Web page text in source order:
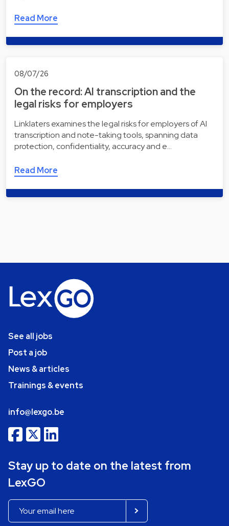
Read More
08/07/26
On the record: AI transcription and the
legal risks for employers
Linklaters examines the legal risks for employers of AI
transcription and note-taking tools, spanning data
protection, confidentiality, accuracy and e…
Read More
See all jobs
Post a job
News & articles
Trainings & events
info@lexgo.be
Stay up to date on the latest from
LexGO